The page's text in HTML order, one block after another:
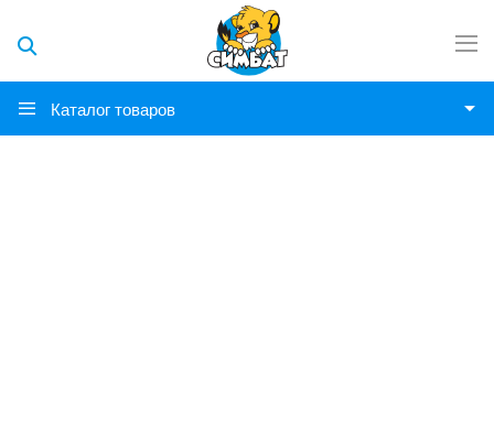
Каталог товаров